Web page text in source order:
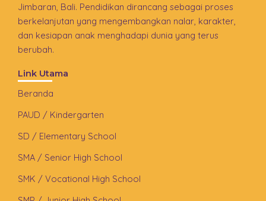
Jimbaran, Bali. Pendidikan dirancang sebagai proses
berkelanjutan yang mengembangkan nalar, karakter,
dan kesiapan anak menghadapi dunia yang terus
berubah.
Link Utama
Beranda
PAUD / Kindergarten
SD / Elementary School
SMA / Senior High School
SMK / Vocational High School